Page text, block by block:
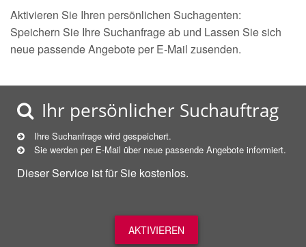
Aktivieren Sie Ihren persönlichen Suchagenten:
Speichern Sie Ihre Suchanfrage ab und Lassen Sie sich
neue passende Angebote per E-Mail zusenden.
Ihr persönlicher Suchauftrag
Ihre Suchanfrage wird gespeichert.
Sie werden per E-Mail über neue passende Angebote informiert.
Dieser Service ist für Sie kostenlos.
AKTIVIEREN